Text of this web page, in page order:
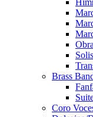
Brass
Coro